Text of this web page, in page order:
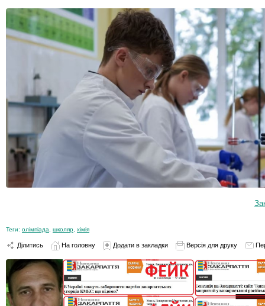
Теги: олімпіада школяр хімія
Ділитись На головну Додати в закладки Версія для друку